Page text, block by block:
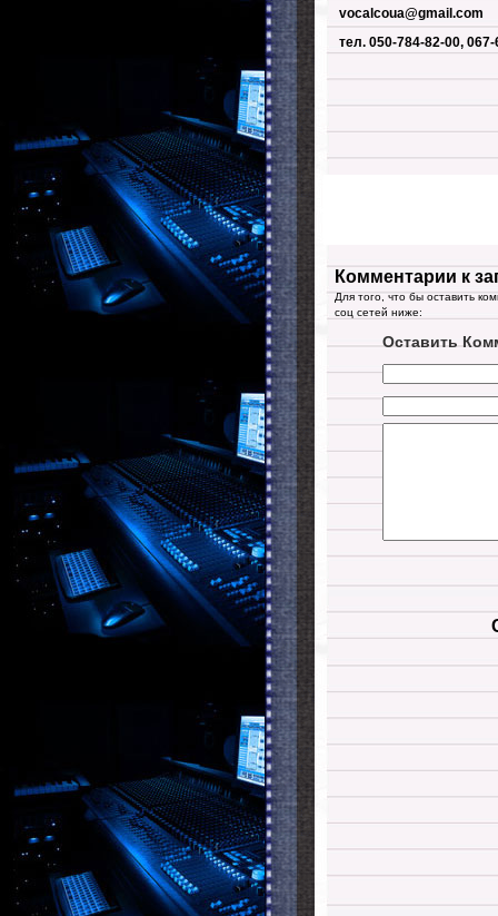
vocalcoua@gmail.com
тел. 050-784-82-00,
Комментарии к
Для того, что бы оставить
соц сетей ниже:
Оставить